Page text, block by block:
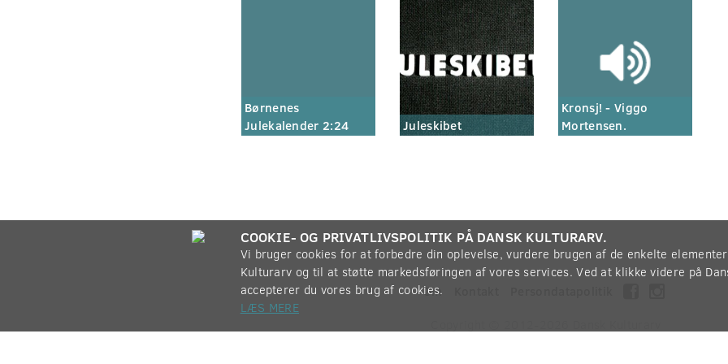
Børnenes
Julekalender 2:24
Juleskibet
Kronsj! - Viggo
Mortensen.
Om
COOKIE- OG PRIVATLIVSPOLITIK PÅ DANSK KULTURARV.
Vi bruger cookies for at forbedre din oplevelse, vurdere brugen af de enkelte
Kulturarv og til at støtte markedsføringen af vores services. Ved at klikke videre på
accepterer du vores brug af cookies.
LÆS MERE